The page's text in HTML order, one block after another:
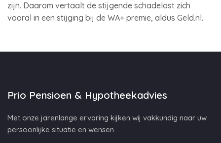
zijn. Daarom vertaalt de stijgende schadelast zich
vooral in een stijging bij de WA+ premie, aldus Geld.nl.
Prio Pensioen & Hypotheekadvies
Met onze jarenlange ervaring kijken wij vakkundig naar uw
persoonlijke situatie en wensen.